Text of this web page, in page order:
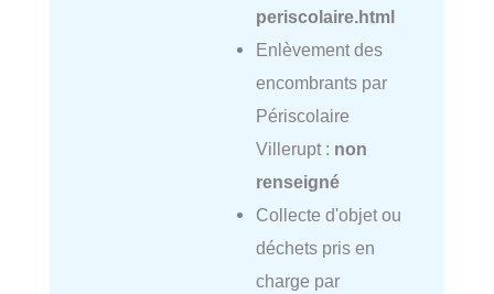
periscolaire.html
Enlèvement des
encombrants par
Périscolaire
Villerupt : non
renseigné
Collecte d'objet ou
déchets pris en
charge par